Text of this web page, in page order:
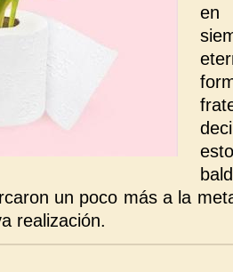
en
un poco más a la
realización.